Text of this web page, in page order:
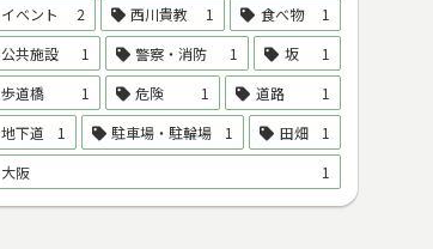
イベント
2 西川貴教 1 食べ物
1
公共施設
1 警察・消防 1 坂
1
歩道橋
1 危険 1 道路
1
地下道
1 駐車場・駐輪場 1 田畑
1
大阪
1